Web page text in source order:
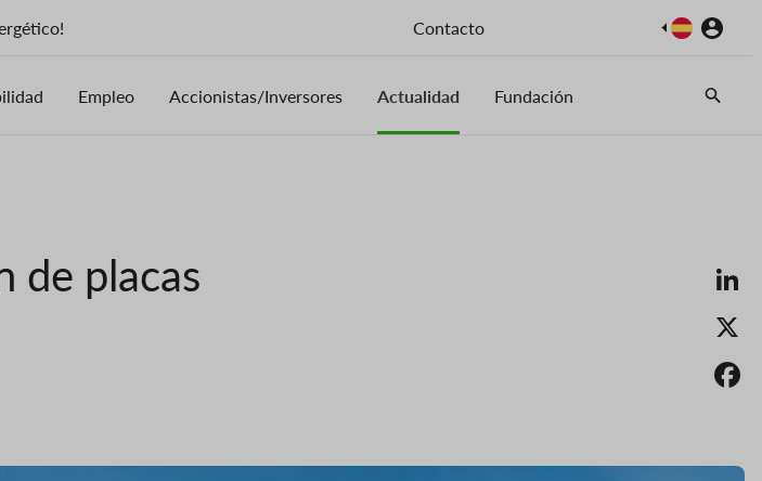
Contacto Imagen
Empleo Accionistas/Inversores Actualidad Fundación
de placas